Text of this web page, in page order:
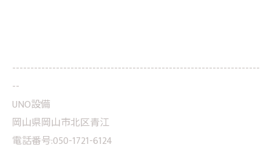
--------------------------------------------------------------------
--
UNO設備
岡山県岡山市北区青江
電話番号:050-1721-6124